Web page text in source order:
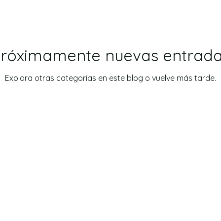
nuevas
Explora otras categorías en este blog o vuelve más tarde.